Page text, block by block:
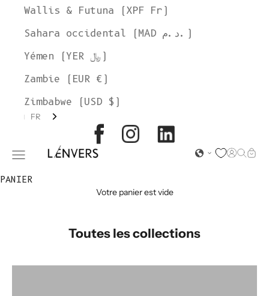
L'ENVERS
Ouvrir le menu de navigation Page
Wallis & Futuna (XPF Fr)
Sahara occidental (MAD د.م.)
Yémen (YER ﷼)
Zambie (EUR €)
Zimbabwe (USD $)
FR
PANIER
Votre panier est vide
Toutes les collections